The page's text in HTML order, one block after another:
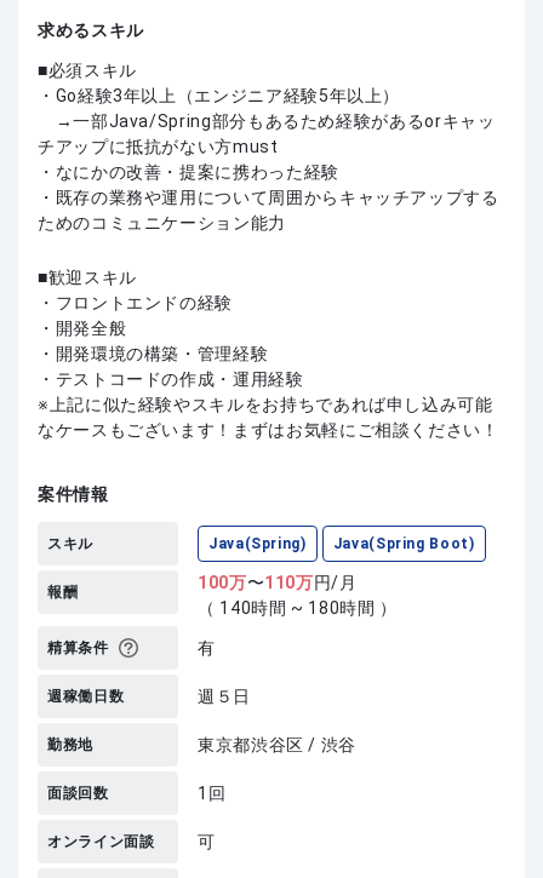
求めるスキル
必須スキル
・Go経験3年以上（エンジニア経験5年以上）
→一部Java/Spring部分もあるため経験があるorキャッ
チアップに抵抗がない方must
・なにかの改善・提案に携わった経験
・既存の業務や運用について周囲からキャッチアップする
ためのコミュニケーション能力
歓迎スキル
・フロントエンドの経験
・開発全般
・開発環境の構築・管理経験
・テストコードの作成・運用経験
上記に似た経験やスキルをお持ちであれば申し込み可能
なケースもございます！まずはお気軽にご相談ください！
案件情報
スキル Java(Spring) Java(Spring Boot)
報酬 100万〜110万円/月
（ 140時間 ~ 180時間 ）
精算条件 有
週稼働日数 週５日
勤務地 東京都渋谷区 / 渋谷
面談回数 1回
オンライン面談 可